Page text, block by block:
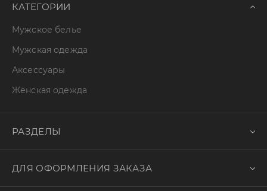
КАТЕГОРИИ
Мужское белье
Мужская одежда
Аксессуары
Женская одежда
РАЗДЕЛЫ
ДЛЯ ОФОРМЛЕНИЯ ЗАКАЗА